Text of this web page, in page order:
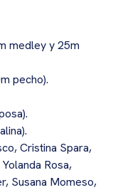
medley y 25m
pecho).
Cristina Spara,
Rosa,
Susana Momeso,